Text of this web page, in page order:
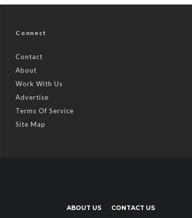
Connect
Contact
About
Work With Us
Advertise
Terms Of Service
Site Map
ABOUT US CONTACT US